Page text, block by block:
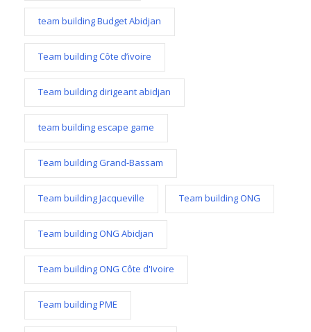
team building Budget Abidjan
Team building Côte d’ivoire
Team building dirigeant abidjan
team building escape game
Team building Grand-Bassam
Team building Jacqueville Team building ONG
Team building ONG Abidjan
Team building ONG Côte d'Ivoire
Team building PME